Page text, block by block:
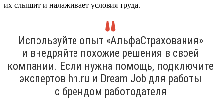
их слышит и налаживает условия труда.
Используйте опыт «АльфаСтрахования»
и внедряйте похожие решения в своей
компании. Если нужна помощь, подключите
экспертов hh.ru и Dream Job для работы
с брендом работодателя